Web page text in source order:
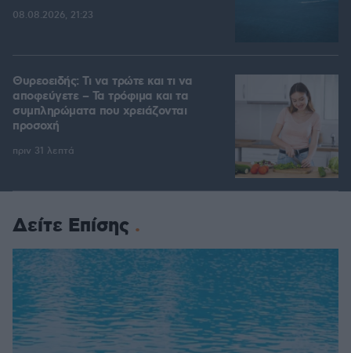
08.08.2026, 21:23
Θυρεοειδής: Τι να τρώτε και τι να
αποφεύγετε – Τα τρόφιμα και τα
συμπληρώματα που χρειάζονται
προσοχή
πριν 31 λεπτά
Δείτε Επίσης